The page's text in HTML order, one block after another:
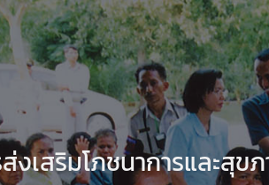
งเสริมโภชนาการและสุ